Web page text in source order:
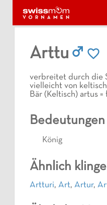
Arttu
verbreitet durch die
vielleicht von
Bär (Keltisch) artus
Bedeutungen
König
Ähnlich
Artturi, Art, Artur,